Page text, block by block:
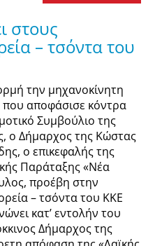
στους
– τσόντα του
την μηχανοκίνητη
που αποφάσισε κόντρα
Συμβούλιο της
ο Δήμαρχος της Κώστας
ο επικεφαλής της
Παράταξης «Νέα
προέβη στην
– τσόντα του ΚΚΕ
κατ’ εντολήν του
Δήμαρχος της